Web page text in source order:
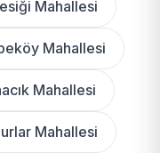
Mahallesi
Mahallesi
Mahallesi
Mahallesi